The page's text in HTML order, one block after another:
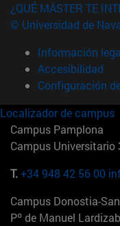
¿QUÉ MÁSTER TE
© Universidad de
Información
Accesibilidad
Configuración
Localizador de campus
Campus Pamplona
Campus Universitario
T.+34 948 42 56 00
Campus Donostia-
Pº de Manuel